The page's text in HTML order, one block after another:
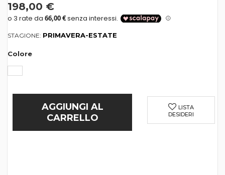
198,00 €
STAGIONE: PRIMAVERA-ESTATE
Colore
AGGIUNGI AL
CARRELLO
LISTA
DESIDERI